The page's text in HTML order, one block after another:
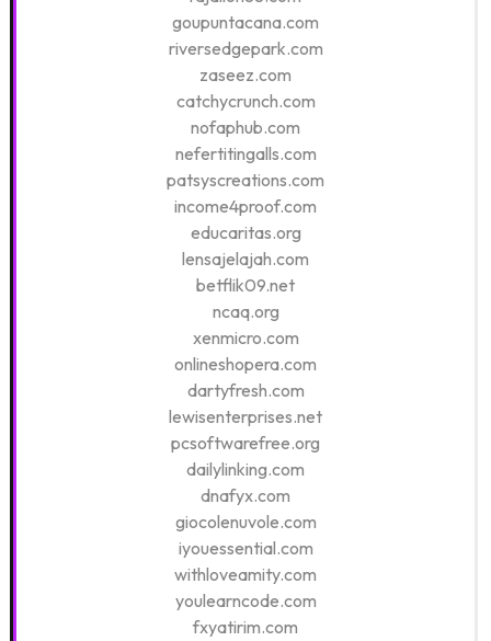
goupuntacana.com
riversedgepark.com
zaseez.com
catchycrunch.com
nofaphub.com
nefertitingalls.com
patsyscreations.com
income4proof.com
educaritas.org
lensajelajah.com
betflik09.net
ncaq.org
xenmicro.com
onlineshopera.com
dartyfresh.com
lewisenterprises.net
pcsoftwarefree.org
dailylinking.com
dnafyx.com
giocolenuvole.com
iyouessential.com
withloveamity.com
youlearncode.com
fxyatirim.com